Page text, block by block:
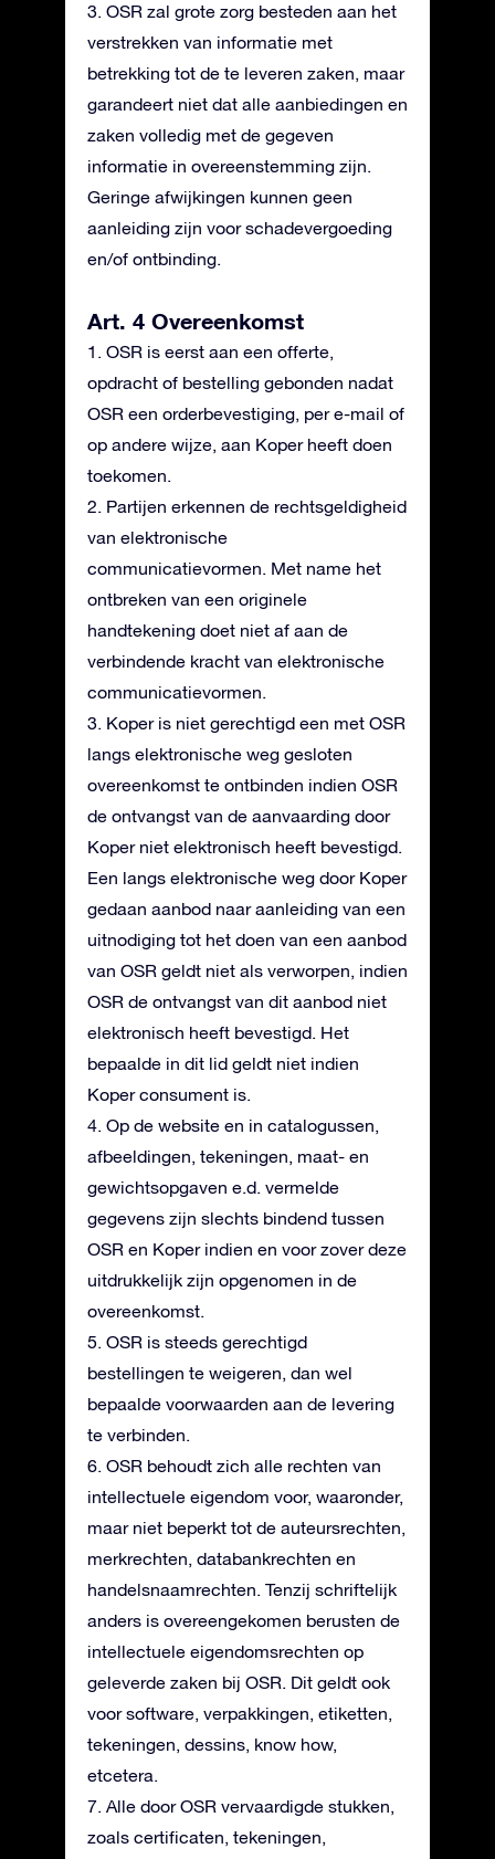
3. OSR zal grote zorg besteden aan het
verstrekken van informatie met
betrekking tot de te leveren zaken, maar
garandeert niet dat alle aanbiedingen en
zaken volledig met de gegeven
informatie in overeenstemming zijn.
Geringe afwijkingen kunnen geen
aanleiding zijn voor schadevergoeding
en/of ontbinding.
Art. 4 Overeenkomst
1. OSR is eerst aan een offerte,
opdracht of bestelling gebonden nadat
OSR een orderbevestiging, per e-mail of
op andere wijze, aan Koper heeft doen
toekomen.
2. Partijen erkennen de rechtsgeldigheid
van elektronische
communicatievormen. Met name het
ontbreken van een originele
handtekening doet niet af aan de
verbindende kracht van elektronische
communicatievormen.
3. Koper is niet gerechtigd een met OSR
langs elektronische weg gesloten
overeenkomst te ontbinden indien OSR
de ontvangst van de aanvaarding door
Koper niet elektronisch heeft bevestigd.
Een langs elektronische weg door Koper
gedaan aanbod naar aanleiding van een
uitnodiging tot het doen van een aanbod
van OSR geldt niet als verworpen, indien
OSR de ontvangst van dit aanbod niet
elektronisch heeft bevestigd. Het
bepaalde in dit lid geldt niet indien
Koper consument is.
4. Op de website en in catalogussen,
afbeeldingen, tekeningen, maat- en
gewichtsopgaven e.d. vermelde
gegevens zijn slechts bindend tussen
OSR en Koper indien en voor zover deze
uitdrukkelijk zijn opgenomen in de
overeenkomst.
5. OSR is steeds gerechtigd
bestellingen te weigeren, dan wel
bepaalde voorwaarden aan de levering
te verbinden.
6. OSR behoudt zich alle rechten van
intellectuele eigendom voor, waaronder,
maar niet beperkt tot de auteursrechten,
merkrechten, databankrechten en
handelsnaamrechten. Tenzij schriftelijk
anders is overeengekomen berusten de
intellectuele eigendomsrechten op
geleverde zaken bij OSR. Dit geldt ook
voor software, verpakkingen, etiketten,
tekeningen, dessins, know how,
etcetera.
7. Alle door OSR vervaardigde stukken,
zoals certificaten, tekeningen,